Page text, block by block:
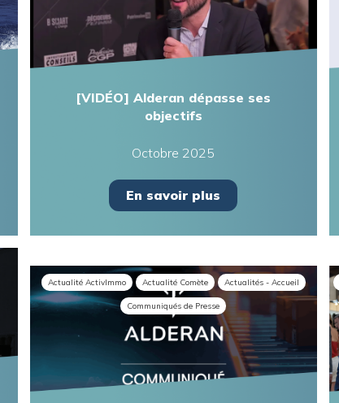
[VIDÉO] Alderan dépasse ses
objectifs
Octobre 2025
En savoir plus
Actualité ActivImmo Actualité Comète Actualités - Accueil
Communiqués de Presse